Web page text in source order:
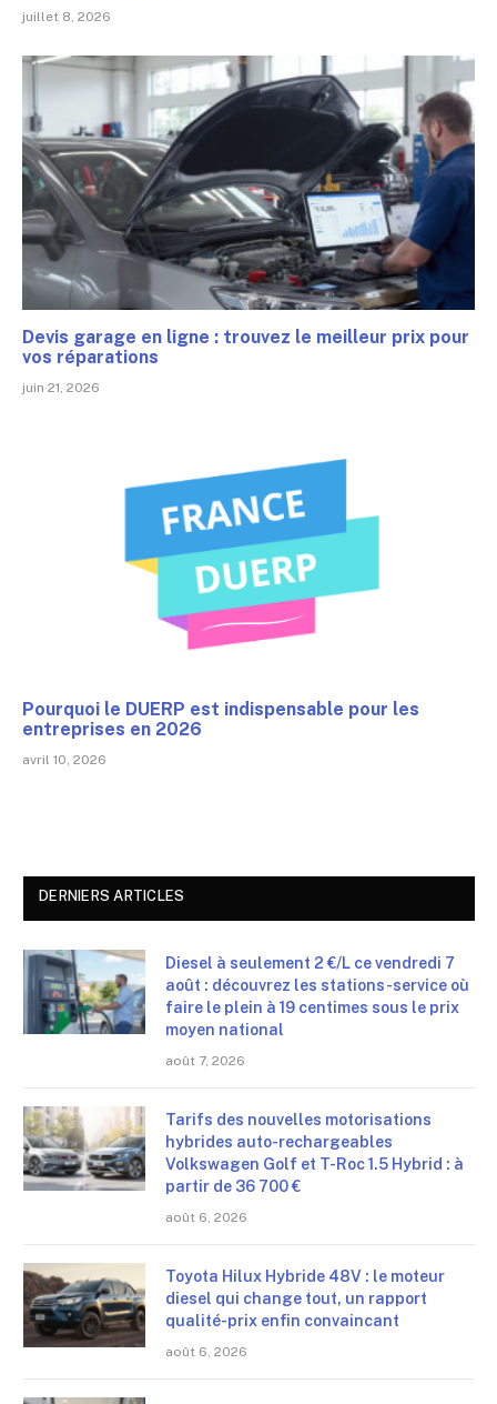
juillet 8, 2026
Devis garage en ligne : trouvez le meilleur prix pour
vos réparations
juin 21, 2026
Pourquoi le DUERP est indispensable pour les
entreprises en 2026
avril 10, 2026
DERNIERS ARTICLES
Diesel à seulement 2 €/L ce vendredi 7
août : découvrez les stations-service où
faire le plein à 19 centimes sous le prix
moyen national
août 7, 2026
Tarifs des nouvelles motorisations
hybrides auto-rechargeables
Volkswagen Golf et T-Roc 1.5 Hybrid : à
partir de 36 700 €
août 6, 2026
Toyota Hilux Hybride 48V : le moteur
diesel qui change tout, un rapport
qualité-prix enfin convaincant
août 6, 2026